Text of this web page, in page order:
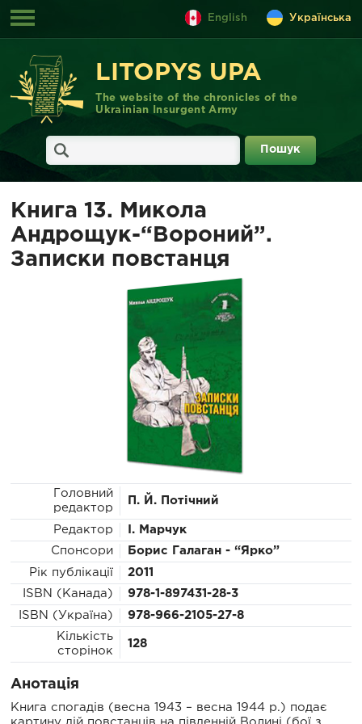
English Українська
LITOPYS UPA
The website of the chronicles of the
Ukrainian Insurgent Army
Книга 13. Микола
Андрощук-“Вороний”.
Записки повстанця
Головний
редактор
П. Й. Потічний
Редактор І. Марчук
Спонсори Борис Галаган - “Ярко”
Рік публікації 2011
ISBN (Канада) 978-1-897431-28-3
ISBN (Україна) 978-966-2105-27-8
Кількість
сторінок
128
Анотація
Книга спогадів (весна 1943 – весна 1944 р.) подає
картину дій повстанців на південній Волині (бої з